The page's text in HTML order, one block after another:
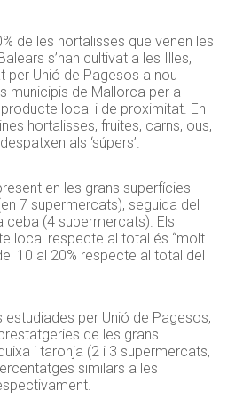
de les hortalisses que venen les
s’han cultivat a les Illes,
per Unió de Pagesos a nou
municipis de Mallorca per a
local i de proximitat. En
hortalisses, fruites, carns, ous,
als ‘súpers’.
en les grans superfícies
7 supermercats), seguida del
ceba (4 supermercats). Els
local respecte al total és “molt
10 al 20% respecte al total del
per Unió de Pagesos,
de les grans
i taronja (2 i 3 supermercats,
similars a les